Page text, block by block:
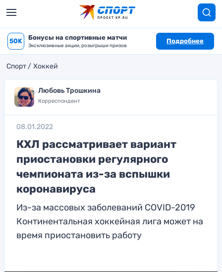
50K Бонусы на спортивные матчи
Эксклюзивные акции, розыгрыши призов
Подробнее
Спорт Хоккей
Любовь Трошкина
Корреспондент
08.01.2022
КХЛ рассматривает вариант
приостановки регулярного
чемпионата из-за вспышки
коронавируса
Из-за массовых заболеваний COVID-2019
Континентальная хоккейная лига может на
время приостановить работу